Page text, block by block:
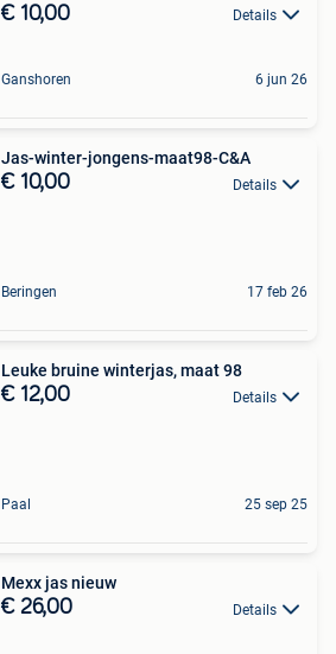
€ 10,00 Details
Ganshoren 6 jun 26
Jas-winter-jongens-maat98-C&A
€ 10,00 Details
Beringen 17 feb 26
Leuke bruine winterjas, maat 98
€ 12,00 Details
Paal 25 sep 25
Mexx jas nieuw
€ 26,00 Details